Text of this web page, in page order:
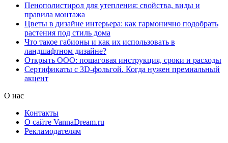
Пенополистирол для утепления: свойства, виды и
правила монтажа
Цветы в дизайне интерьера: как гармонично подобрать
растения под стиль дома
Что такое габионы и как их использовать в
ландшафтном дизайне?
Открыть ООО: пошаговая инструкция, сроки и расходы
Сертификаты с 3D-фольгой. Когда нужен премиальный
акцент
О нас
Контакты
О сайте VannaDream.ru
Рекламодателям